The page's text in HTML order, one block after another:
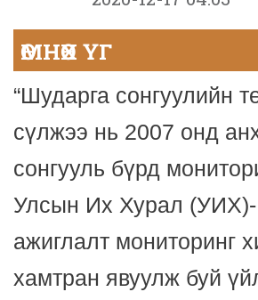
ӨМНӨХ ҮГ
“Шударга сонгуулийн
сүлжээ нь 2007 онд
сонгууль бүрд
Улсын Их Хурал (УИХ)-
ажиглалт мониторинг
хамтран явуулж буй